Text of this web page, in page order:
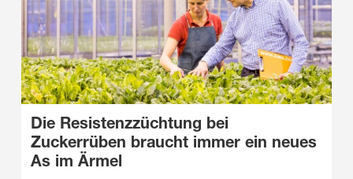
Die Resistenzzüchtung bei
Zuckerrüben braucht immer ein neues
As im Ärmel